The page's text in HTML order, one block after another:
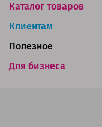
Каталог товаров
Клиентам
Для бизнеса
Полезное